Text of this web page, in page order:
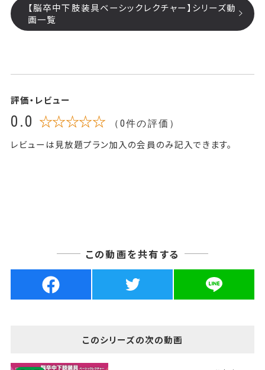
【脳卒中下肢装具ベーシックレクチャー】シリーズ動
画一覧
評価・レビュー
0.0 ☆☆☆☆☆ （0件の評価）
レビューは見放題プラン加入の会員のみ記入できます。
この動画を共有する
このシリーズの次の動画